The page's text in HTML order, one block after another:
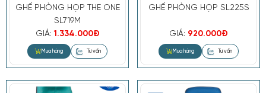
GHẾ PHÒNG HỌP THE ONE
SL719M
GIÁ:1.334.000Đ
GHẾ PHÒNG HỌP SL225S
GIÁ: 920.000Đ